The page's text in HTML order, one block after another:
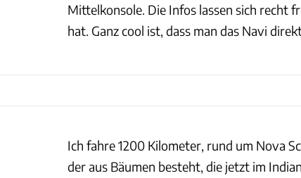
Mittelkonsole. Die Infos lassen sich recht
hat. Ganz cool ist, dass man das Navi
Ich fahre 1200 Kilometer, rund um Nova
der aus Bäumen besteht, die jetzt im